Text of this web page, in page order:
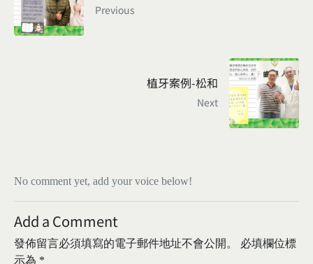
Previous
植牙案例-松和
Next
No comment yet, add your voice below!
Add a Comment
發佈留言必須填寫的電子郵件地址不會公開。
必填欄位標
示為 *